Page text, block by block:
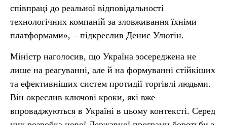
співпраці до реальної відповідальності
технологічних компаній за зловживання їхніми
платформами», – підкреслив Денис Улютін.
Міністр наголосив, що Україна зосереджена не
лише на реагуванні, але й на формуванні стійкіших
та ефективніших систем протидії торгівлі людьми.
Він окреслив ключові кроки, які вже
впроваджуються в Україні в цьому контексті. Серед